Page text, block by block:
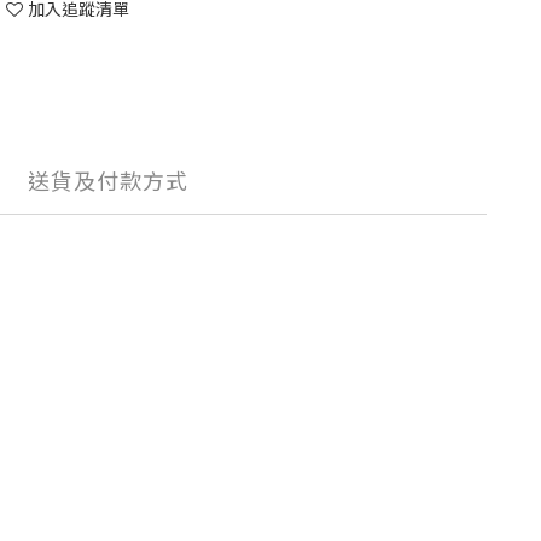
加入追蹤清單
送貨及付款方式